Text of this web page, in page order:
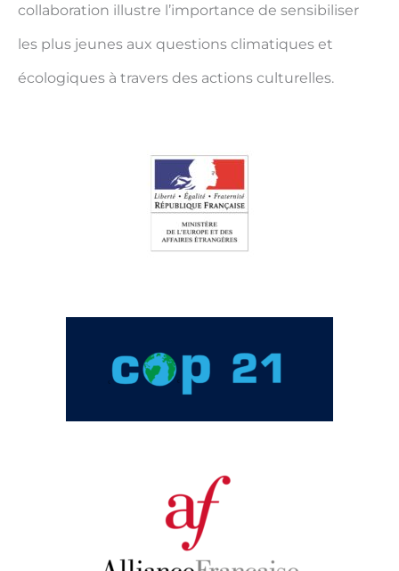
collaboration illustre l’importance de sensibiliser
les plus jeunes aux questions climatiques et
écologiques à travers des actions culturelles.